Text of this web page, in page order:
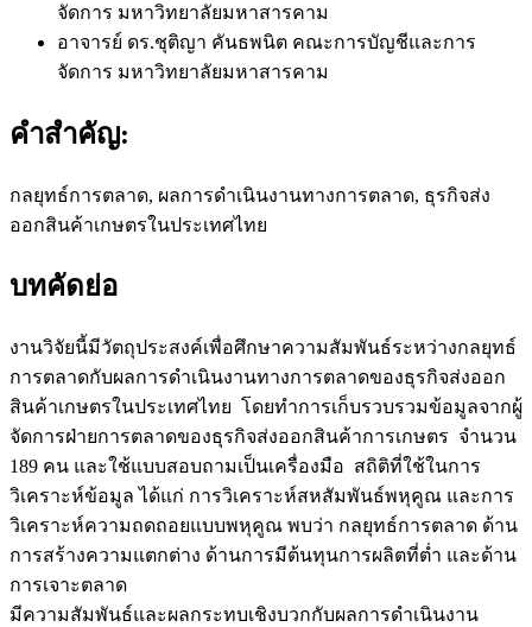
จัดการ มหาวิทยาลัยมหาสารคาม
อาจารย์ ดร.ชุติญา คันธพนิต คณะการบัญชีและการ
จัดการ มหาวิทยาลัยมหาสารคาม
คำสำคัญ:
กลยุทธ์การตลาด, ผลการดำเนินงานทางการตลาด, ธุรกิจส่ง
ออกสินค้าเกษตรในประเทศไทย
บทคัดย่อ
งานวิจัยนี้มีวัตถุประสงค์เพื่อศึกษาความสัมพันธ์ระหว่างกลยุทธ์
การตลาดกับผลการดำเนินงานทางการตลาดของธุรกิจส่งออก
สินค้าเกษตรในประเทศไทย โดยทำการเก็บรวบรวมข้อมูลจากผู้
จัดการฝ่ายการตลาดของธุรกิจส่งออกสินค้าการเกษตร จำนวน
189 คน และใช้แบบสอบถามเป็นเครื่องมือ สถิติที่ใช้ในการ
วิเคราะห์ข้อมูล ได้แก่ การวิเคราะห์สหสัมพันธ์พหุคูณ และการ
วิเคราะห์ความถดถอยแบบพหุคูณ พบว่า กลยุทธ์การตลาด ด้าน
การสร้างความแตกต่าง ด้านการมีต้นทุนการผลิตที่ต่ำ และด้าน
การเจาะตลาด
มีความสัมพันธ์และผลกระทบเชิงบวกกับผลการดำเนินงาน